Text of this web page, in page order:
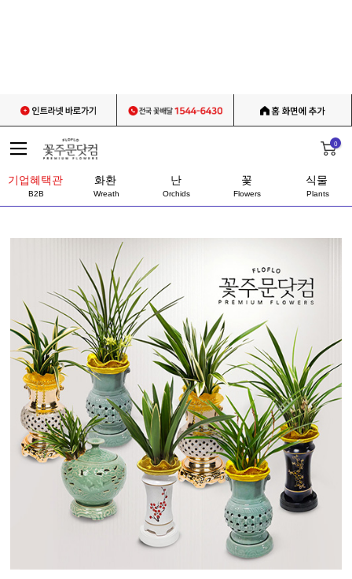
0
기업혜택관
B2B
화환
Wreath
난
Orchids
꽃
Flowers
식물
Plants